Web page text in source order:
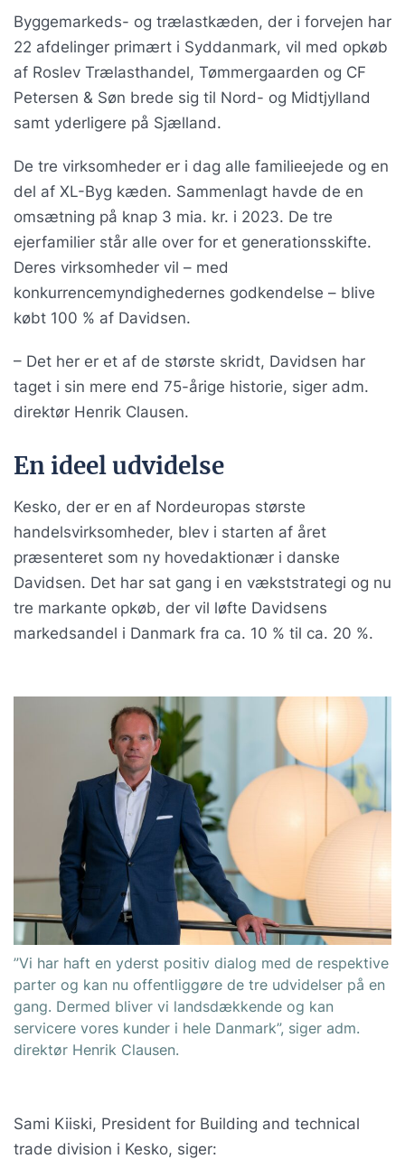
Byggemarkeds- og trælastkæden, der i forvejen har
22 afdelinger primært i Syddanmark, vil med opkøb
af Roslev Trælasthandel, Tømmergaarden og CF
Petersen & Søn brede sig til Nord- og Midtjylland
samt yderligere på Sjælland.
De tre virksomheder er i dag alle familieejede og en
del af XL-Byg kæden. Sammenlagt havde de en
omsætning på knap 3 mia. kr. i 2023. De tre
ejerfamilier står alle over for et generationsskifte.
Deres virksomheder vil – med
konkurrencemyndighedernes godkendelse – blive
købt 100 % af Davidsen.
– Det her er et af de største skridt, Davidsen har
taget i sin mere end 75-årige historie, siger adm.
direktør Henrik Clausen.
En ideel udvidelse
Kesko, der er en af Nordeuropas største
handelsvirksomheder, blev i starten af året
præsenteret som ny hovedaktionær i danske
Davidsen. Det har sat gang i en vækststrategi og nu
tre markante opkøb, der vil løfte Davidsens
markedsandel i Danmark fra ca. 10 % til ca. 20 %.
”Vi har haft en yderst positiv dialog med de respektive
parter og kan nu offentliggøre de tre udvidelser på en
gang. Dermed bliver vi landsdækkende og kan
servicere vores kunder i hele Danmark”, siger adm.
direktør Henrik Clausen.
Sami Kiiski, President for Building and technical
trade division i Kesko, siger: